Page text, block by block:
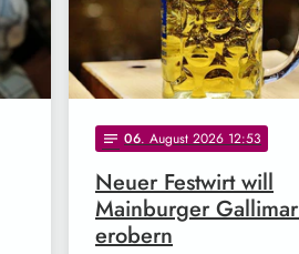
notes 06. August 2026 12:53
Neuer Festwirt will
Mainburger
erobern